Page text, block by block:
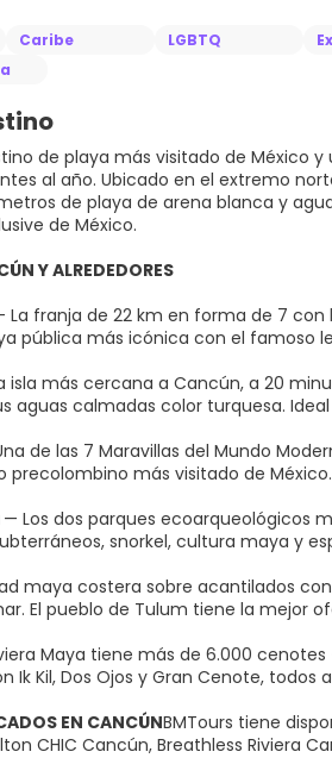
Caribe LGBTQ
de playa más visitado de México
al año. Ubicado en el extremo
de playa de arena blanca y
de México.
Y ALREDEDORES
La franja de 22 km en forma de 7
pública más icónica con el famoso
isla más cercana a Cancún, a 20
aguas calmadas color turquesa.
de las 7 Maravillas del Mundo
precolombino más visitado de México.
— Los dos parques ecoarqueológicos
snorkel, cultura maya y
maya costera sobre acantilados
El pueblo de Tulum tiene la mejor
Maya tiene más de 6.000
Ik Kil, Dos Ojos y Gran Cenote, todos
EN CANCÚNBMTours tiene
CHIC Cancún, Breathless Riviera